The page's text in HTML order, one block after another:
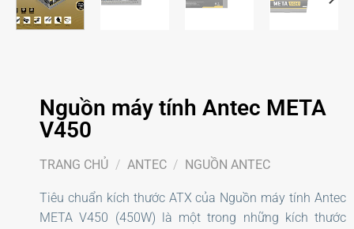
Nguồn máy tính Antec META
V450
TRANG CHỦ / ANTEC / NGUỒN ANTEC
Tiêu chuẩn kích thước ATX của Nguồn máy tính Antec
META V450 (450W) là một trong những kích thước